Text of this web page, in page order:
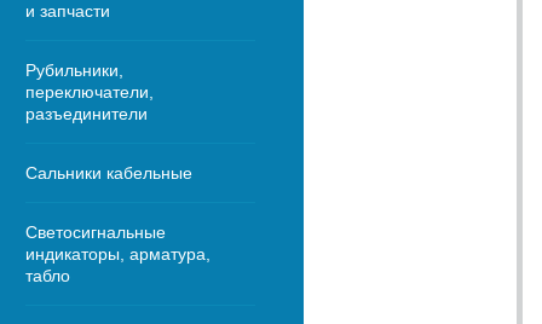
и запчасти
Рубильники,
переключатели,
разъединители
Сальники кабельные
Светосигнальные
индикаторы, арматура,
табло